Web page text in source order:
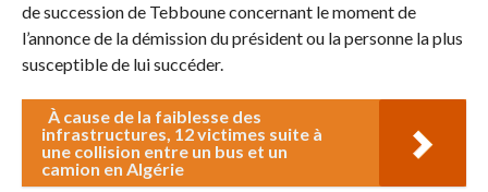
de succession de Tebboune concernant le moment de
l’annonce de la démission du président ou la personne la plus
susceptible de lui succéder.
À cause de la faiblesse des
infrastructures, 12 victimes suite à
une collision entre un bus et un
camion en Algérie